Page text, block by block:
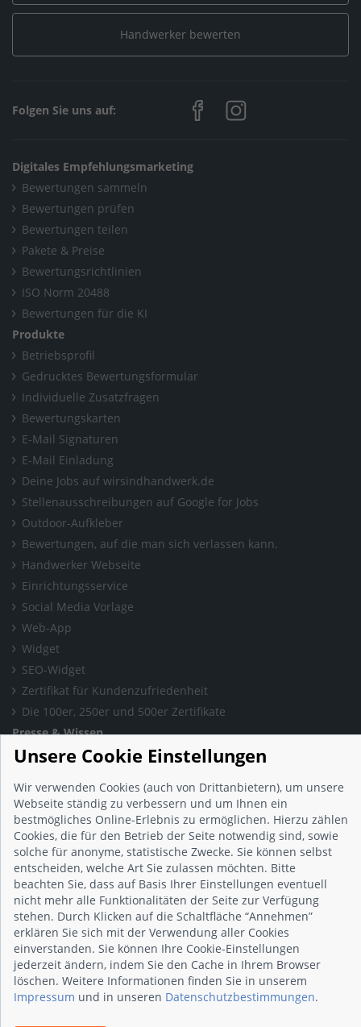
Handwerker bewerten
Folgen Sie uns auf:
Digitales Empfehlungsmarketing
Bewertungen sammeln
Bewertungen prüfen
Bewertungen teilen
Pakete & Preise
Bewertungsrichtlinien
ISO Norm 20488
Bewertungen für die KI
Produkte
Betriebsprofil
Gedrucktes Bewertungsformular
Individuelle Zusatzfragen
Bewertungskarten
E-Mail Signaturen
E-Mail Einladung
Deine Jobs auf wirsindhandwerk.de
Stellenausschreibungen auf Google for Jobs
Outdoor-Aufkleber
Bewertungen, auf die man sich verlassen kann.
Handwerker Webseite
Einrichtungsservice
Social Media Vorlage
Web-App
Widget
SEO-Widget
Zertifikat für Kundenzufriedenheit
Die 100er, 250er und 500er Zertifikate
Presse & Wissen
Presse und Informationen
Häufig gestellte Fragen (FAQ)
Studie: Digitalisierungsbarometer
Initiative gegen Fake-Bewertungen
Kunden Informationen
Beratungsgespräch vereinbaren
Impressum
Datenschutz
AGB
Nutzungsbedingungen
Kontakt
Unsere Cookie Einstellungen
Wir verwenden Cookies (auch von Drittanbietern), um unsere
Webseite ständig zu verbessern und um Ihnen ein
bestmögliches Online-Erlebnis zu ermöglichen. Hierzu zählen
Cookies, die für den Betrieb der Seite notwendig sind, sowie
solche für anonyme, statistische Zwecke. Sie können selbst
entscheiden, welche Art Sie zulassen möchten. Bitte
beachten Sie, dass auf Basis Ihrer Einstellungen eventuell
nicht mehr alle Funktionalitäten der Seite zur Verfügung
stehen. Durch Klicken auf die Schaltfläche “Annehmen”
erklären Sie sich mit der Verwendung aller Cookies
einverstanden. Sie können Ihre Cookie-Einstellungen
jederzeit ändern, indem Sie den Cache in Ihrem Browser
löschen. Weitere Informationen finden Sie in unserem
Impressum und in unseren Datenschutzbestimmungen.